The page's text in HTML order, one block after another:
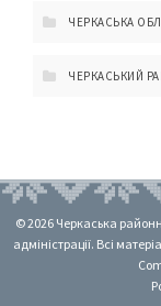
ЧЕРКАСЬКА
ЧЕРКАСЬКИЙ
© 2026 Черкаська
адміністрації. Всі